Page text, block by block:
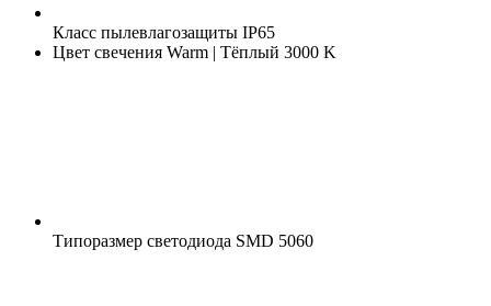
Класс пылевлагозащиты IP65
Цвет свечения Warm | Тёплый 3000 K
Типоразмер светодиода SMD 5060